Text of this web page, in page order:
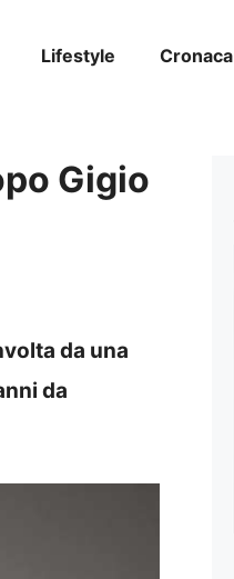
Lifestyle Cronaca
Gigio
da una
da